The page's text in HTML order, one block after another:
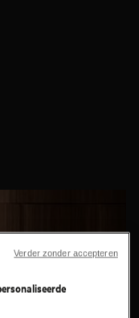
Verder zonder accepteren